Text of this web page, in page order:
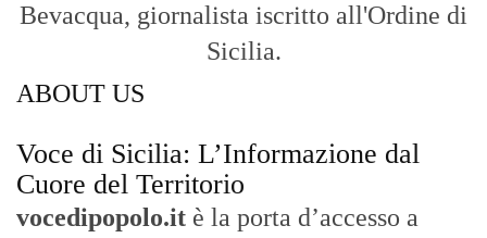
Bevacqua, giornalista iscritto all'Ordine di
Sicilia.
ABOUT US
Voce di Sicilia: L’Informazione dal
Cuore del Territorio
vocedipopolo.it è la porta d’accesso a